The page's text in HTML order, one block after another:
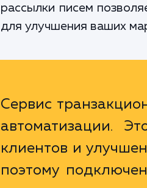
рассылки писем
для улучшения ваших
Сервис
автоматизации.
клиентов и
поэтому